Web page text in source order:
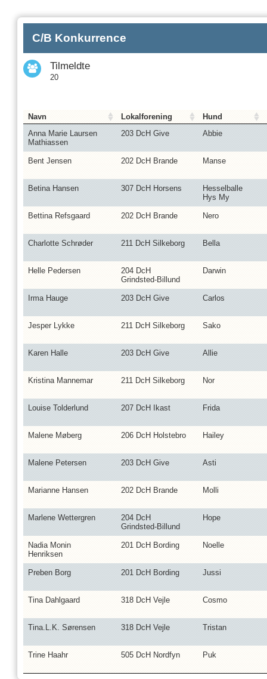
C/B Konkurrence
Tilmeldte
20
Navn Lokalforening
Hund
Anna Marie Laursen
Mathiassen
203 DcH Give Abbie
Bent Jensen 202 DcH Brande Manse
Betina Hansen 307 DcH Horsens
Hesselballe
Hys My
Bettina Refsgaard 202 DcH Brande Nero
Charlotte Schrøder 211 DcH Silkeborg Bella
Helle Pedersen
204 DcH
Grindsted-Billund
Darwin
Irma Hauge 203 DcH Give Carlos
Jesper Lykke 211 DcH Silkeborg Sako
Karen Halle 203 DcH Give Allie
Kristina Mannemar 211 DcH Silkeborg Nor
Louise Tolderlund 207 DcH Ikast Frida
Malene Møberg 206 DcH Holstebro Hailey
Malene Petersen 203 DcH Give Asti
Marianne Hansen 202 DcH Brande Molli
Marlene Wettergren
204 DcH
Grindsted-Billund
Hope
Nadia Monin
Henriksen
201 DcH Bording Noelle
Preben Borg 201 DcH Bording Jussi
Tina Dahlgaard 318 DcH Vejle Cosmo
Tina.L.K. Sørensen 318 DcH Vejle Tristan
Trine Haahr 505 DcH Nordfyn Puk